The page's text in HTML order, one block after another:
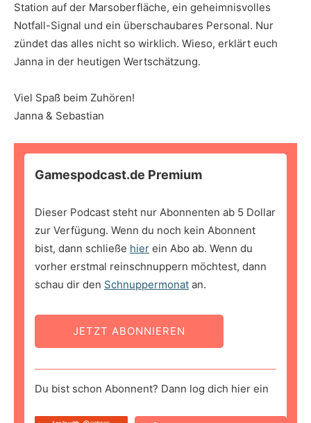
Station auf der Marsoberfläche, ein geheimnisvolles
Notfall-Signal und ein überschaubares Personal. Nur
zündet das alles nicht so wirklich. Wieso, erklärt euch
Janna in der heutigen Wertschätzung.
Viel Spaß beim Zuhören!
Janna & Sebastian
Gamespodcast.de Premium
Dieser Podcast steht nur Abonnenten ab 5 Dollar
zur Verfügung. Wenn du noch kein Abonnent
bist, dann schließe hier ein Abo ab. Wenn du
vorher erstmal reinschnuppern möchtest, dann
schau dir den Schnuppermonat an.
JETZT ABONNIEREN
Du bist schon Abonnent? Dann log dich hier ein